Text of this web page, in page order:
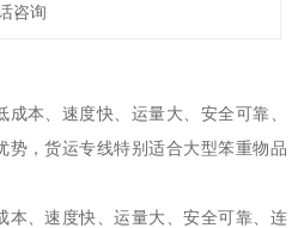
咨询
本、速度快、运量大、安全可靠、
势，货运专线特别适合大型笨重物品
本、速度快、运量大、安全可靠、连